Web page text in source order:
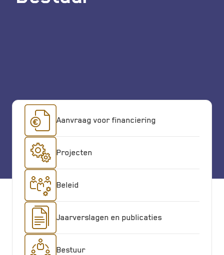
Aanvraag voor financiering
Projecten
Beleid
Jaarverslagen en publicaties
Bestuur